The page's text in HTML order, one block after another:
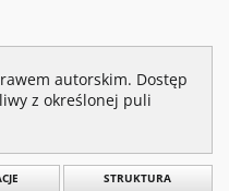
autorskim. Dostęp
z określonej puli
STRUKTURA